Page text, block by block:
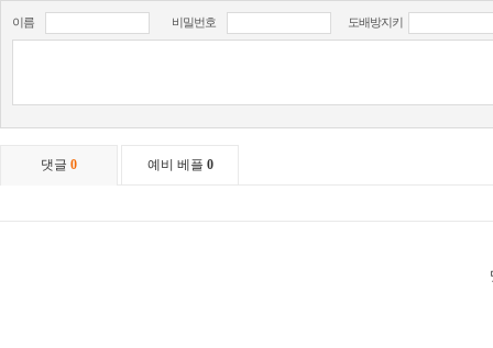
이름 비밀번호 도배방지키
댓글 0 예비 베플 0